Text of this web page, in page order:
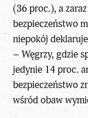
(36 proc.), a
bezpieczeństwo
niepokój
– Węgrzy, gdzie
jedynie 14 proc.
bezpieczeństwo
wśród obaw